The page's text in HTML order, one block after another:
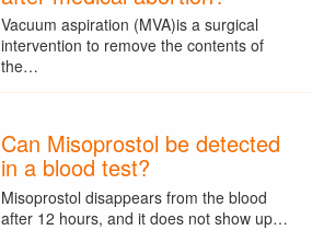
Vacuum aspiration (MVA)is a surgical
intervention to remove the contents of
the…
Can Misoprostol be detected
in a blood test?
Misoprostol disappears from the blood
after 12 hours, and it does not show up…